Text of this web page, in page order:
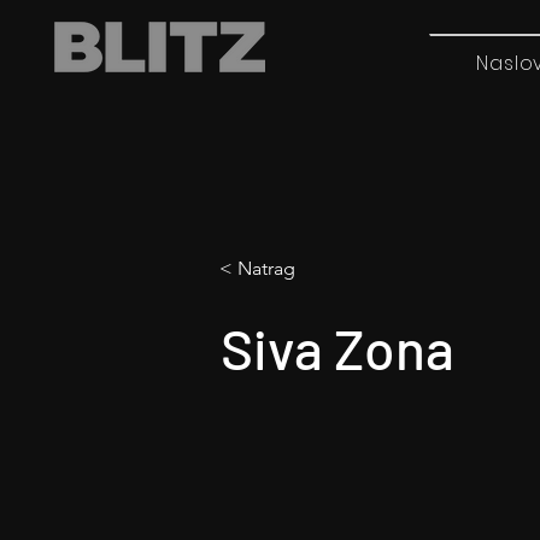
< Natrag
Siva Zona